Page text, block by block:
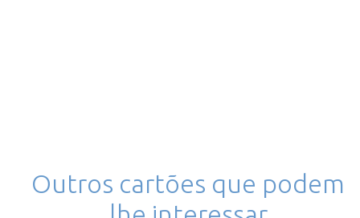
Outros cartões que podem